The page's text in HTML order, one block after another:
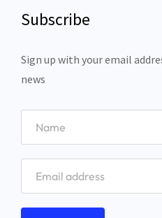
Subscribe
Sign up with your email
news